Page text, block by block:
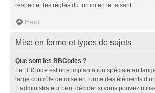
respecter les règles du forum en le faisant.
Haut
Mise en forme et types de sujets
Que sont les BBCodes ?
Le BBCode est une implantation spéciale au
large contrôle de mise en forme des éléments
L’administrateur peut décider si vous pouvez